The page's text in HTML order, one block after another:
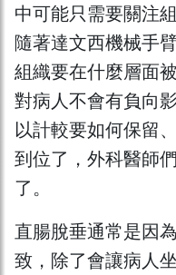
中可能只需要關注
隨著達文西機械手
組織要在什麼層面
對病人不會有負向
以計較要如何保留
到位了，外科醫師
了。
直腸脫垂通常是因
致，除了會讓病人